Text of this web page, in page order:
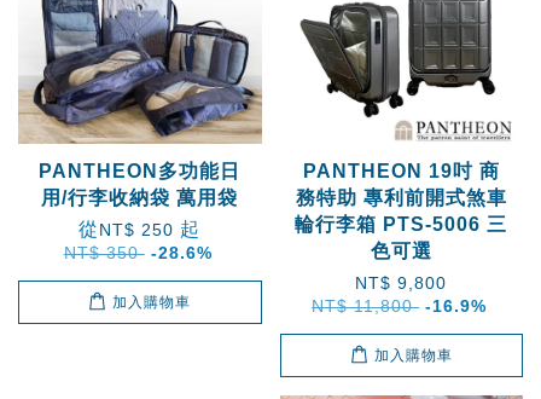
PANTHEON多功能日
用/行李收納袋 萬用袋
從NT$ 250 起
NT$ 350 -28.6%
加入購物車
PANTHEON 19吋 商
務特助 專利前開式煞車
輪行李箱 PTS-5006 三
色可選
NT$ 9,800
NT$ 11,800 -16.9%
加入購物車